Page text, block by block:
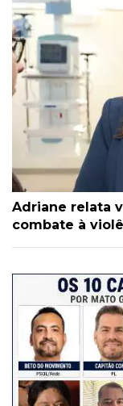
Adriane relata
combate à